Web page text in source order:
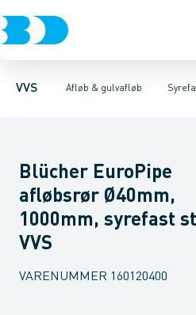
VVS Afløb & gulvafløb
Rør & fittings Pressfittings & rør
Gulvafløb rustfriGulvafløb plast
RørBøjninger 68-87,5gr.
Blücher EuroPipe
afløbsrør Ø40mm,
1000mm, syrefast
VVS
VARENUMMER 160120400